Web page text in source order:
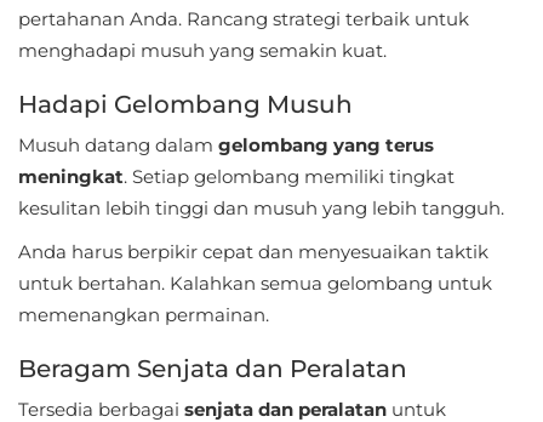
Art
&
Auto
&
Vehicles
Beauty
Books
&
Reference
pertahanan Anda. Rancang strategi terbaik untuk
menghadapi musuh yang semakin kuat.
Hadapi Gelombang Musuh
Musuh datang dalam gelombang yang terus
meningkat. Setiap gelombang memiliki tingkat
kesulitan lebih tinggi dan musuh yang lebih tangguh.
Anda harus berpikir cepat dan menyesuaikan taktik
untuk bertahan. Kalahkan semua gelombang untuk
memenangkan permainan.
Beragam Senjata dan Peralatan
Tersedia berbagai senjata dan peralatan untuk